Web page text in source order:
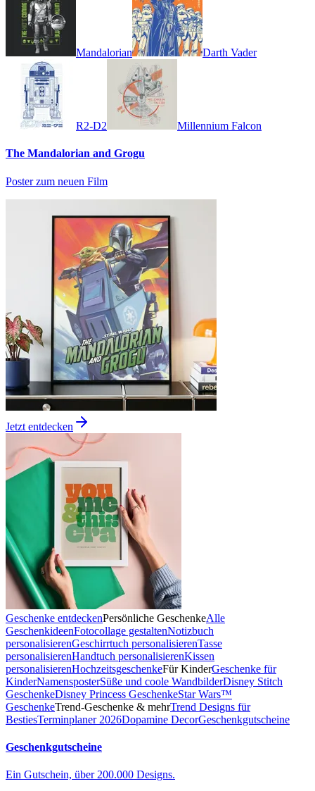
Mandalorian Darth Vader
R2-D2 Millennium Falcon
The Mandalorian and Grogu
Poster zum neuen Film
Jetzt entdecken
Geschenke entdeckenPersönliche GeschenkeAlle
GeschenkideenFotocollage gestaltenNotizbuch
personalisierenGeschirrtuch personalisierenTasse
personalisierenHandtuch personalisierenKissen
personalisierenHochzeitsgeschenkeFür KinderGeschenke für
KinderNamensposterSüße und coole WandbilderDisney Stitch
GeschenkeDisney Princess GeschenkeStar Wars™
GeschenkeTrend-Geschenke & mehrTrend Designs für
BestiesTerminplaner 2026Dopamine DecorGeschenkgutscheine
Geschenkgutscheine
Ein Gutschein, über 200.000 Designs.